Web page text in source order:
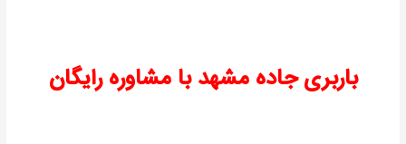
باربری جاده مشهد با مشاوره رایگان